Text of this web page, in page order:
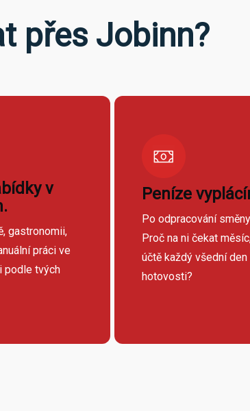
přes Jobinn?
v
gastronomii,
práci ve
podle tvých
Peníze
Po odpracování
Proč na ni čekat
účtě každý všední
hotovosti?